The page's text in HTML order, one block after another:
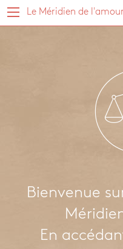
Le Méridien de l'amour
Bienvenue
En